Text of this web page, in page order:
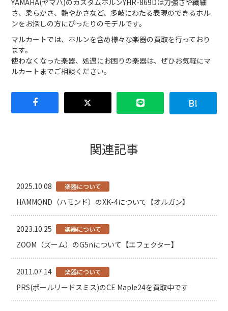
YAMAHA(ヤマハ)のカスタムホルンYHR-869Dは力強さや繊細
さ、柔らかさ、艶やかさなど、多岐にわたる表現のできるホル
ンをお探しの方にぴったりのモデルです。
マルカートでは、ホルンを含め様々な楽器の買取を行っており
ます。
使わなくなった楽器、処遇にお困りの楽器は、ぜひお気軽にマ
ルカートまでご相談ください。
関連記事
2025.10.08 楽器について
HAMMOND（ハモンド）のXK-4について【オルガン】
2023.10.25 楽器について
ZOOM（ズーム）のG5nについて【エフェクター】
2011.07.14 楽器について
PRS(ポールリードスミス)のCE Maple24を買取中です